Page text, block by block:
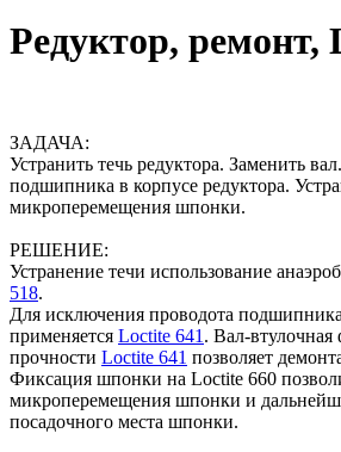
Редуктор, ремонт,
ЗАДАЧА:
Устранить течь редуктора. Заменить
подшипника в корпусе редуктора.
микроперемещения шпонки.
РЕШЕНИЕ:
Устранение течи использование
518.
Для исключения проводота
применяется Loctite 641 . Вал-втулочная
прочности Loctite 641 позволяет
Фиксация шпонки на Loctite 660
микроперемещения шпонки и
посадочного места шпонки.